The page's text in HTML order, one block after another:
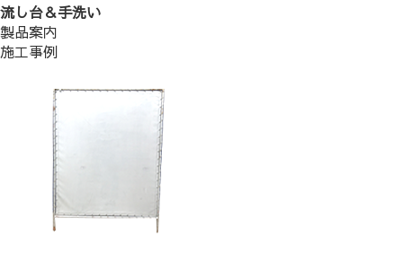
流し台＆手洗い
製品案内
施工事例